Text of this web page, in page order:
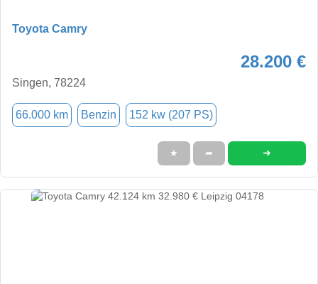
Toyota Camry
28.200 €
Singen, 78224
66.000 km Benzin 152 kw (207 PS)
★ ➦ ➜